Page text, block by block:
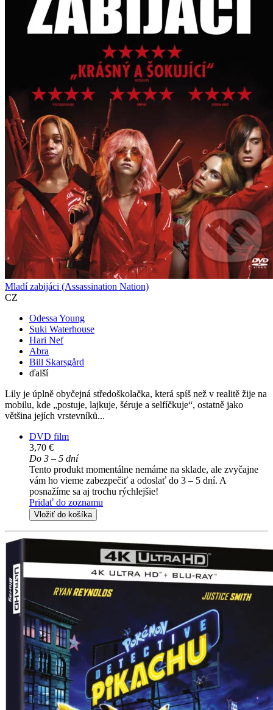
Mladí zabijáci (Assassination Nation)
CZ
Odessa Young
Suki Waterhouse
Hari Nef
Abra
Bill Skarsgård
ďalší
Lily je úplně obyčejná středoškolačka, která spíš než v realitě žije na
mobilu, kde „postuje, lajkuje, šéruje a selfíčkuje“, ostatně jako
většina jejích vrstevníků...
DVD film
3,70 €
Do 3 – 5 dní
Tento produkt momentálne nemáme na sklade, ale zvyčajne
vám ho vieme zabezpečiť a odoslať do 3 – 5 dní. A
posnažíme sa aj trochu rýchlejšie!
Pridať do zoznamu
Vložiť do košíka